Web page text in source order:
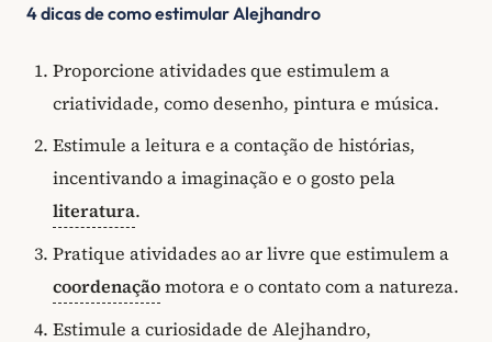
4 dicas de como estimular Alejhandro
Proporcione atividades que estimulem a
criatividade, como desenho, pintura e música.
Estimule a leitura e a contação de histórias,
incentivando a imaginação e o gosto pela
literatura.
Pratique atividades ao ar livre que estimulem a
coordenaçãomotora e o contato com a natureza.
Estimule a curiosidade de Alejhandro,